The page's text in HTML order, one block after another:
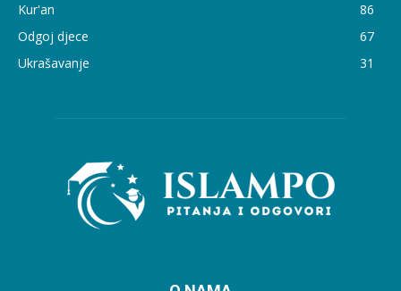
Kur'an
86
Odgoj djece
67
Ukrašavanje
31